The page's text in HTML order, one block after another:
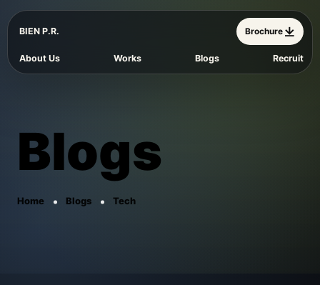
BIEN P.R.
About Us Works Blogs Recruit
Brochure
Blogs
Home Blogs Tech